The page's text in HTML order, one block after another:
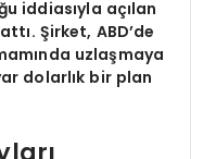
iddiasıyla açılan
Şirket, ABD’de
uzlaşmaya
dolarlık bir plan